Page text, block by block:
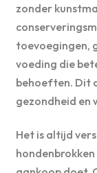
zonder
toevoegingen,
voeding die
behoeften. Dit
gezondheid en
Het is altijd